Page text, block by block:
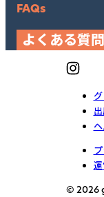
FAQs
よくある質問
© 2026